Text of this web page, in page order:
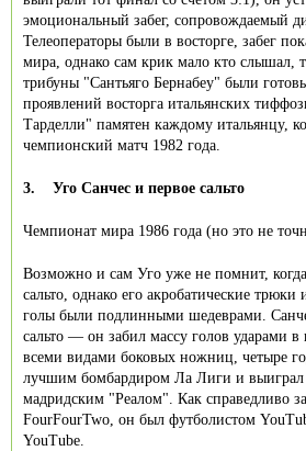
эмоциональный забег, сопровождаемый
Телеоператоры были в восторге, забег
мира, однако сам крик мало кто слышал,
трибуны "Сантьяго Бернабеу" были
проявлений восторга итальянских
Тарделли" памятен каждому итальянцу,
чемпионский матч 1982 года.
3. Уго Санчес и первое сальто
Чемпионат мира 1986 года (но это не
Возможно и сам Уго уже не помнит,
сальто, однако его акробатические
голы были подлинными шедеврами.
сальто — он забил массу голов ударами в
всеми видами боковых ножниц, четыре
лучшим бомбардиром Ла Лиги и выиграл
мадридским "Реалом". Как справедливо
FourFourTwo, он был футболистом
YouTube.